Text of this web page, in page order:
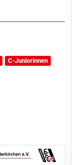
C-Juniorinnen